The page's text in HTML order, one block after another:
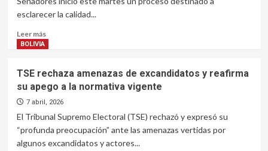
presentará
el
de
leyes
minería,
hidrocarburos,
y
salud
esclarecer la calidad...
Leer másLeer
Especial
del
Legislativo
investigación
sobre
la
BOLIVIA
TSE rechaza amenazas de excandidatos y reafirma
su apego a la normativa vigente
7 abril, 2026
El Tribunal Supremo Electoral (TSE) rechazó y expresó su
“profunda preocupación” ante las amenazas vertidas por
algunos excandidatos y actores...